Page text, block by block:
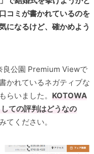
コミが書かれているのを
になるけど、確かめよう
良公園 Premium Viewで
かれているネガティブな
らいました。 KOTOWA
ての評判はどうなの
てください。